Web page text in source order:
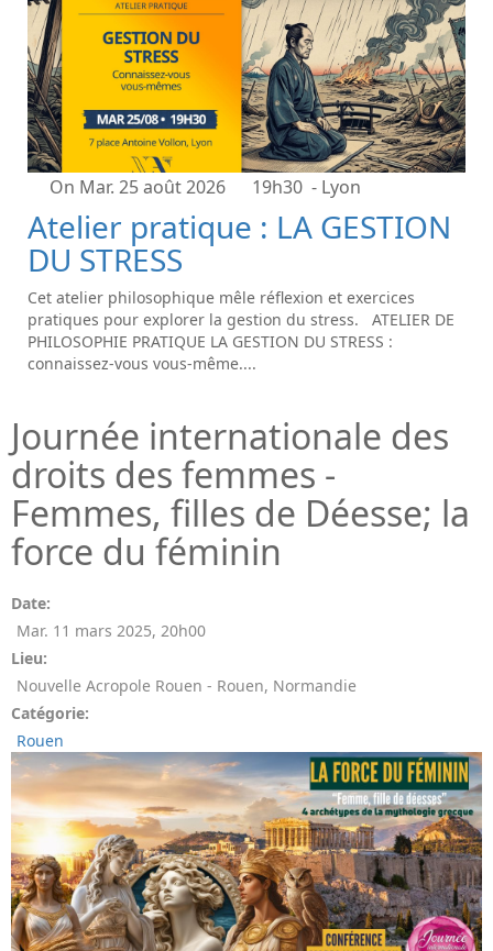
On Mar. 25 août 2026 19h30 - Lyon
Atelier pratique : LA GESTION
DU STRESS
Cet atelier philosophique mêle réflexion et exercices
pratiques pour explorer la gestion du stress. ATELIER DE
PHILOSOPHIE PRATIQUE LA GESTION DU STRESS :
connaissez-vous vous-même....
Journée internationale des
droits des femmes -
Femmes, filles de Déesse; la
force du féminin
Date:
Mar. 11 mars 2025, 20h00
Lieu:
Nouvelle Acropole Rouen - Rouen, Normandie
Catégorie:
Rouen